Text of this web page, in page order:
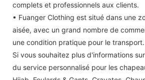
complets et professionnels aux clients.
• Fuanger Clothing est situé dans une
aisée, avec un grand nombre de
une condition pratique pour le transport.
Si vous souhaitez plus d'informations
du service personnalisé pour les